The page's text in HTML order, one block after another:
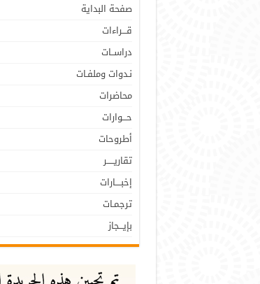
صفحة البداية
قـــراءات
دراســات
نـدوات وملفـات
محاضرات
حـــوارات
أطروحات
تقاريـــــر
إخبــــارات
ترجمـات
بإيـــجاز